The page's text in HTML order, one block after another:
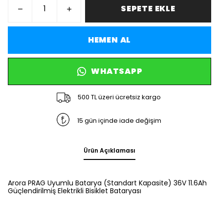
SEPETE EKLE
HEMEN AL
WHATSAPP
500 TL üzeri ücretsiz kargo
15 gün içinde iade değişim
Ürün Açıklaması
Arora PRAG Uyumlu Batarya (Standart Kapasite) 36V 11.6Ah
Güçlendirilmiş Elektrikli Bisiklet Bataryası